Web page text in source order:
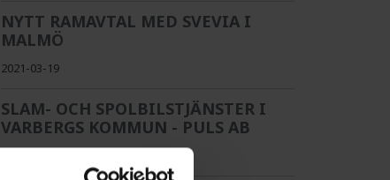
NYTT RAMAVTAL MED SVEVIA I
MALMÖ
2021-03-19
SLAM- OCH SPOLBILSTJÄNSTER I
VARBERGS KOMMUN - PULS AB